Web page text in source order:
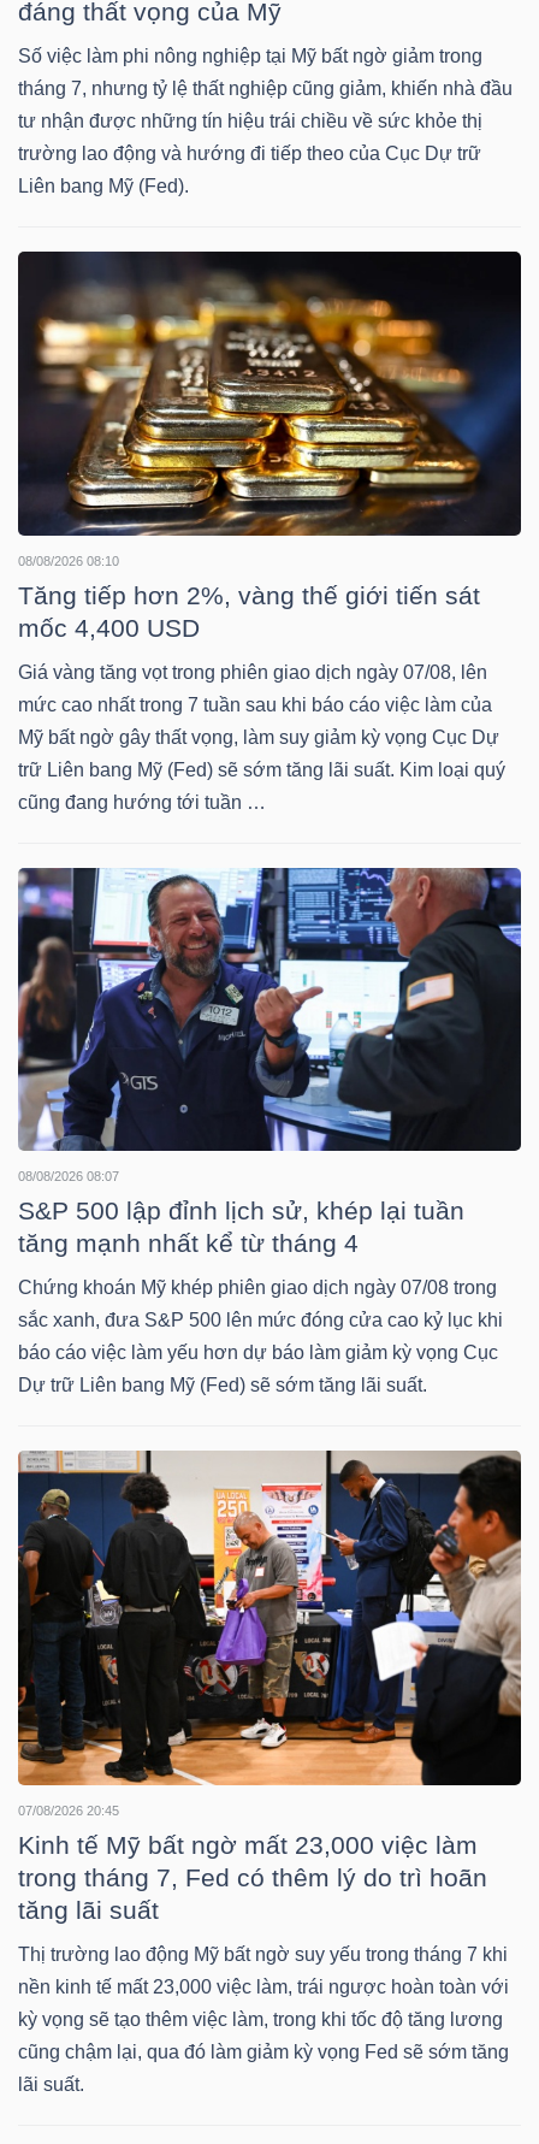
đáng thất vọng của Mỹ
Số việc làm phi nông nghiệp tại Mỹ bất ngờ giảm trong
tháng 7, nhưng tỷ lệ thất nghiệp cũng giảm, khiến nhà đầu
tư nhận được những tín hiệu trái chiều về sức khỏe thị
trường lao động và hướng đi tiếp theo của Cục Dự trữ
Liên bang Mỹ (Fed).
08/08/2026 08:10
Tăng tiếp hơn 2%, vàng thế giới tiến sát
mốc 4,400 USD
Giá vàng tăng vọt trong phiên giao dịch ngày 07/08, lên
mức cao nhất trong 7 tuần sau khi báo cáo việc làm của
Mỹ bất ngờ gây thất vọng, làm suy giảm kỳ vọng Cục Dự
trữ Liên bang Mỹ (Fed) sẽ sớm tăng lãi suất. Kim loại quý
cũng đang hướng tới tuần …
08/08/2026 08:07
S&P 500 lập đỉnh lịch sử, khép lại tuần
tăng mạnh nhất kể từ tháng 4
Chứng khoán Mỹ khép phiên giao dịch ngày 07/08 trong
sắc xanh, đưa S&P 500 lên mức đóng cửa cao kỷ lục khi
báo cáo việc làm yếu hơn dự báo làm giảm kỳ vọng Cục
Dự trữ Liên bang Mỹ (Fed) sẽ sớm tăng lãi suất.
07/08/2026 20:45
Kinh tế Mỹ bất ngờ mất 23,000 việc làm
trong tháng 7, Fed có thêm lý do trì hoãn
tăng lãi suất
Thị trường lao động Mỹ bất ngờ suy yếu trong tháng 7 khi
nền kinh tế mất 23,000 việc làm, trái ngược hoàn toàn với
kỳ vọng sẽ tạo thêm việc làm, trong khi tốc độ tăng lương
cũng chậm lại, qua đó làm giảm kỳ vọng Fed sẽ sớm tăng
lãi suất.
DOANH
CỔ
PHIẾU
PHÁI
SINH
TRÁI
CÔNG
CỤ
TƯ
TRUY
XUẤT
LIỆU
Ngành
(-)
VS-
LƯỢNG
NGUYÊN
LIỆU
CÔNG
NGHIỆP
TIÊU
DÙNG
KHÔNG